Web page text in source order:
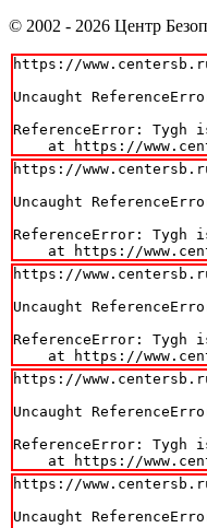
© 2002 - 2026 Центр
https://
Uncaught
ReferenceError: Tygh
at https://
https://
Uncaught
ReferenceError: Tygh
at https://
https://
Uncaught
ReferenceError: Tygh
at https://
https://
Uncaught
ReferenceError: Tygh
at https://
https://
Uncaught